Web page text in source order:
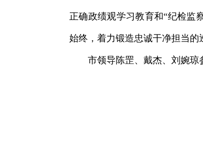
正确政绩观学习教育和“纪检监
始终，着力锻造忠诚干净担当的
市领导陈罡、戴杰、刘婉琼